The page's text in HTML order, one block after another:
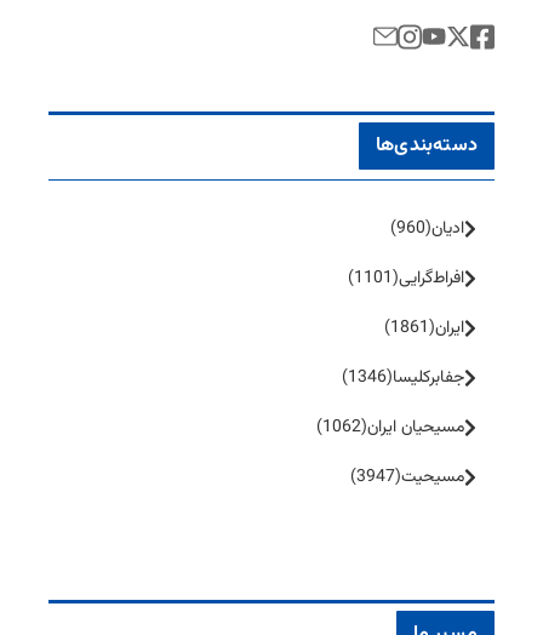
دسته‌بندی‌ها
ادیان(960)
افراط‌گرایی(1101)
ایران(1861)
جفا‌بر‌کلیسا(1346)
مسیحیان ایران(1062)
مسیحیت(3947)